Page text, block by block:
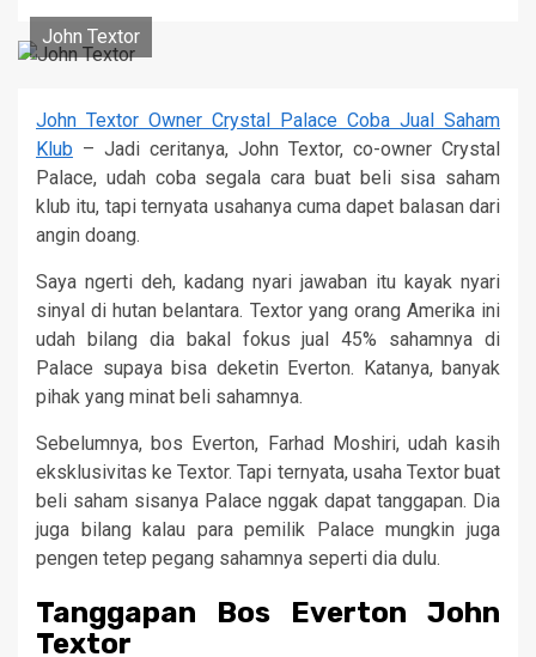
John Textor
John Textor Owner Crystal Palace Coba Jual Saham
Klub – Jadi ceritanya, John Textor, co-owner Crystal
Palace, udah coba segala cara buat beli sisa saham
klub itu, tapi ternyata usahanya cuma dapet balasan dari
angin doang.
Saya ngerti deh, kadang nyari jawaban itu kayak nyari
sinyal di hutan belantara. Textor yang orang Amerika ini
udah bilang dia bakal fokus jual 45% sahamnya di
Palace supaya bisa deketin Everton. Katanya, banyak
pihak yang minat beli sahamnya.
Sebelumnya, bos Everton, Farhad Moshiri, udah kasih
eksklusivitas ke Textor. Tapi ternyata, usaha Textor buat
beli saham sisanya Palace nggak dapat tanggapan. Dia
juga bilang kalau para pemilik Palace mungkin juga
pengen tetep pegang sahamnya seperti dia dulu.
Tanggapan Bos Everton John
Textor